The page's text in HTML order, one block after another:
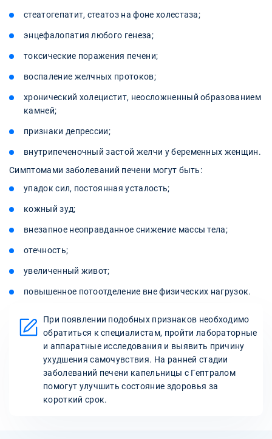
стеатогепатит, стеатоз на фоне холестаза;
энцефалопатия любого генеза;
токсические поражения печени;
воспаление желчных протоков;
хронический холецистит, неосложненный образованием
камней;
признаки депрессии;
внутрипеченочный застой желчи у беременных женщин.
Симптомами заболеваний печени могут быть:
упадок сил, постоянная усталость;
кожный зуд;
внезапное неоправданное снижение массы тела;
отечность;
увеличенный живот;
повышенное потоотделение вне физических нагрузок.
При появлении подобных признаков необходимо
обратиться к специалистам, пройти лабораторные
и аппаратные исследования и выявить причину
ухудшения самочувствия. На ранней стадии
заболеваний печени капельницы с Гептралом
помогут улучшить состояние здоровья за
короткий срок.